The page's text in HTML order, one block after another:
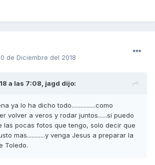
de Diciembre del 2018
a las 7:08, jagd dijo:
ya lo ha dicho todo................como
volver a veros y rodar juntos......si puedo
las pocas fotos que tengo, solo decir que
mas............y venga Jesus a preparar la
Toledo.